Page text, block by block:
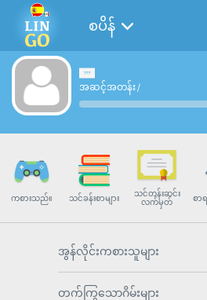
စပိန်
အဆင့်အတန်း/
ကစားသည်။ သင်ခန်းစာများ
သင်တန်းဆင်း
လက်မှတ်
စာ
အွန်လိုင်းကစားသူများ
တက်ကြွသောဂိမ်းများ